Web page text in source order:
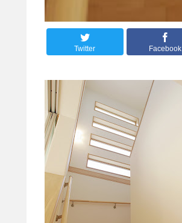
Twitter Facebook